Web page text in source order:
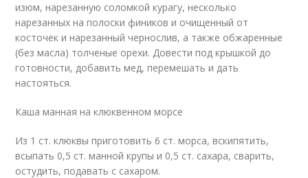
изюм, нарезанную соломкой курагу, несколько
нарезанных на полоски фиников и очищенный от
косточек и нарезанный чернослив, а также обжаренные
(без масла) толченые орехи. Довести под крышкой до
готовности, добавить мед, перемешать и дать
настояться.
Каша манная на клюквенном морсе
Из 1 ст. клюквы приготовить 6 ст. морса, вскипятить,
всыпать 0,5 ст. манной крупы и 0,5 ст. сахара, сварить,
остудить, подавать с сахаром.